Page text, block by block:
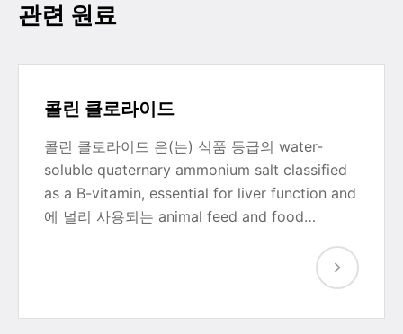
관련 원료
콜린 클로라이드
콜린 클로라이드 은(는) 식품 등급의 water-
soluble quaternary ammonium salt classified
as a B-vitamin, essential for liver function and
에 널리 사용되는 animal feed and food…